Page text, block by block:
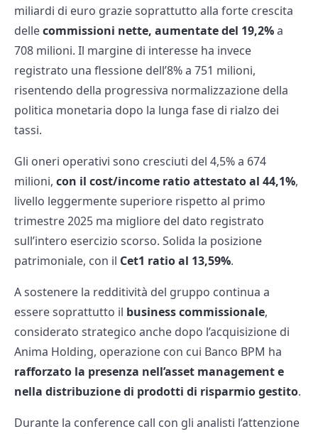
miliardi di euro grazie soprattutto alla forte crescita
dellecommissioni nette, aumentate del 19,2%a
708 milioni. Il margine di interesse ha invece
registrato una flessione dell’8% a 751 milioni,
risentendo della progressiva normalizzazione della
politica monetaria dopo la lunga fase di rialzo dei
tassi.
Gli oneri operativi sono cresciuti del 4,5% a 674
milioni, con il cost/income ratio attestato al 44,1%,
livello leggermente superiore rispetto al primo
trimestre 2025 ma migliore del dato registrato
sull’intero esercizio scorso. Solida la posizione
patrimoniale, con il Cet1 ratio al 13,59%.
A sostenere la redditività del gruppo continua a
essere soprattutto il business commissionale,
considerato strategico anche dopo l’acquisizione di
Anima Holding, operazione con cui Banco BPM ha
rafforzato la presenza nell’asset management e
nella distribuzione di prodotti di risparmio gestito.
Durante la conference call con gli analisti l’attenzione